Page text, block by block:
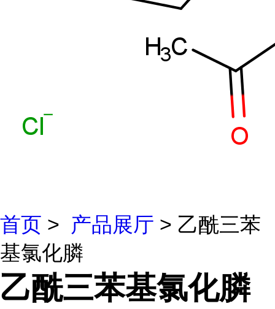
首页 > 产品展厅 > 乙酰三苯
基氯化膦
乙酰三苯基氯化膦